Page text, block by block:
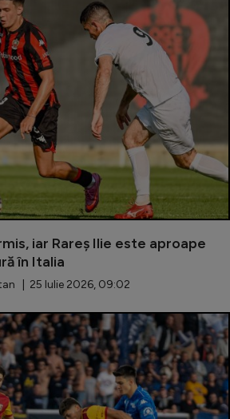
League
League
League
League
A
1
fotbalului
2024
iar Rareș Ilie este aproape
în Italia
| 25 Iulie 2026, 09:02